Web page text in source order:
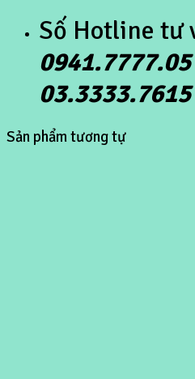
Số Hotline tư
Sản phẩm tương tự